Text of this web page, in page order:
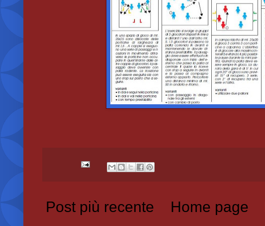
Post più recente Home page